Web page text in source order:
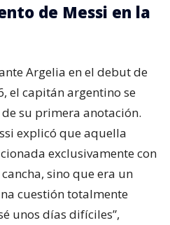
de Messi en la
Argelia en el debut de
el capitán argentino se
su primera anotación.
explicó que aquella
exclusivamente con
sino que era un
cuestión totalmente
unos días difíciles”,